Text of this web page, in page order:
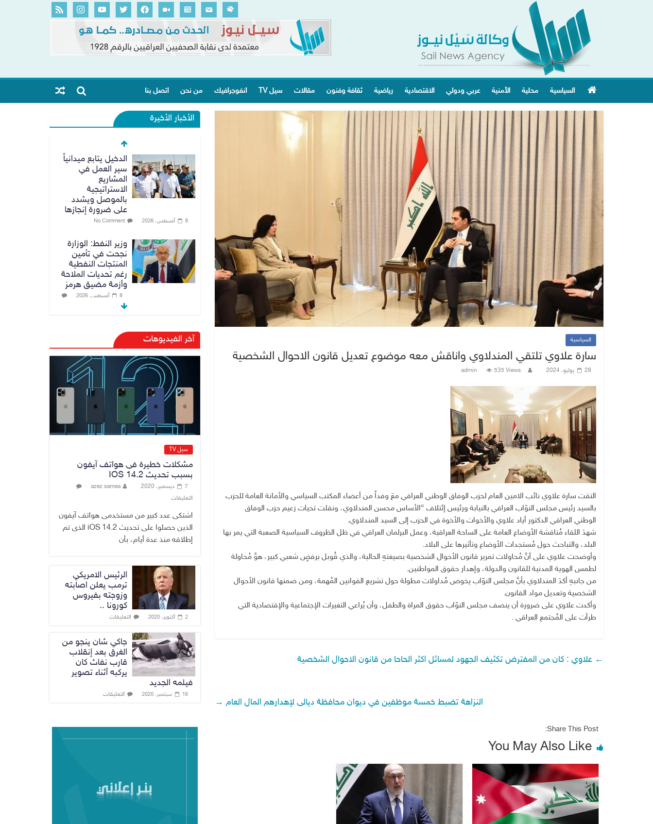
السياسية محلية الأمنية عربي ودولي الاقتصادية رياضية ثقافة وفنون مقالات سيل TV انفوجرافيك من نحن اتصل بنا
السياسية
سارة علاوي تلتقي المندلاوي واناقش معه موضوع تعديل قانون الاحوال الشخصية
28 يوليو، 2024 admin 535 Views
التقت سارة علاوي نائب الامين العام لحزب الوفاق الوطني العراقي معَ وفداً من أعضاء المكتب السياسي والأمانة العامة للحزب
بالسيد رئيس مجلس النوّاب العراقي بالنيابة ورئيس إئتلاف “الأساس محسن المندلاوي، ونقلت تحيات زعيم حزب الوفاق
الوطني العراقي الدكتور أياد علاوي والأخوات والأخوة في الحزب إلى السيد المندلاوي.
شهدَ اللقاء مُناقشة الأوضاع العامة على الساحة العراقية، وعمل البرلمان العراقي في ظل الظروف السياسية الصعبة التي يمر بها
البلد، والتباحث حول مُستجدات الأوضاع وتأثيرها على البلاد.
وأوضحت علاوي على أنَّ مُحاولات تمرير قانون الأحوال الشخصية بصيغتهِ الحالية، والذي قُوبل برفضٍ شعبي كبير، هوَّ مُحاولة
لطمس الهوية المدنية للقانون والدولة، وإهدار حقوق المواطنين.
من جانبهِ أكدَ المندلاوي بأنَّ مجلس النوّاب يخوض مُداولات مطولة حول تشريع القوانين المُهمة، ومن ضمنها قانون الأحوال
الشخصية وتعديل مواد القانون.
وأكدت علاوي على ضرورة أن ينصف مجلس النوّاب حقوق المراة والطفل، وأن يُراعي التغيرات الإجتماعية والإقتصادية التي
طرأت على المُجتمع العراقي .
← علاوي : كان من المفترض تكثيف الجهود لمسائل اكثر الحاحا من قانون الاحوال الشخصية
النزاهة تضبط خمسة موظفين في ديوان محافظة ديالى لإهدارهم المال العام →
Share This Post:
You May Also Like
الأخبار الأخيرة
الدخيل يتابع ميدانياً
سير العمل في
المشاريع
الاستراتيجية
بالموصل ويشدد
على ضرورة إنجازها
8 أغسطس، 2026 No Comment
وزير النفط: الوزارة
نجحت في تأمين
المنتجات النفطية
رغم تحديات الملاحة
وأزمة مضيق هرمز
8 أغسطس، 2026
المالية والبنك
المركزي يبحثان تعزيز
التنسيق المالي
والنقدي ودعم
الاستقرار الاقتصادي
9 أغسطس، 2026
No Comment
منزل شقيق رئيس
وزراء سابق في
No Comment
رئيس حكومة إقليم
بارزاني ينفي ما يشاع
عن وجود عسكري
أمريكي في بعض
قواعد الإقليم
آخر الفيديوهات
سيل TV
مشكلات خطيرة فى هواتف آيفون
بسبب تحديث IOS 14.2
7 ديسمبر، 2020
azez samea
التعليقات
اشتكى عدد كبير من مستخدمى هواتف آيفون
الذين حصلوا على تحديث iOS 14.2 الذى تم
إطلاقه منذ عدة أيام، بأن
الرئيس الامريكي
ترمب يعلن اصابته
وزوجته بفيروس
كورونا ..
2 أكتوبر، 2020 التعليقات
جاكي شان ينجو من
الغرق بعد إنقلاب
قارب نفاث كان
يركبه أثناء تصوير
فيلمه الجديد
16 سبتمبر، 2020 التعليقات